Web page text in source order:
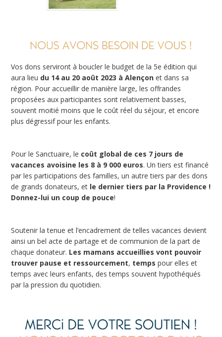
Vos dons serviront à boucler le budget de la 5e édition qui
aura lieu du 14 au 20 août 2023 à Alençon et dans sa
région. Pour accueillir de manière large, les offrandes
proposées aux participantes sont relativement basses,
souvent moitié moins que le coût réel du séjour, et encore
plus dégressif pour les enfants.
Pour le Sanctuaire, le coût global de ces 7 jours de
vacances avoisine les 8 à 9 000 euros. Un tiers est financé
par les participations des familles, un autre tiers par des dons
de grands donateurs, et le dernier tiers par la Providence !
Donnez-lui un coup de pouce!
Soutenir la tenue et l’encadrement de telles vacances devient
ainsi un bel acte de partage et de communion de la part de
chaque donateur. Les mamans accueillies vont pouvoir
trouver pause et ressourcement, temps pour elles et
temps avec leurs enfants, des temps souvent hypothéqués
par la pression du quotidien.